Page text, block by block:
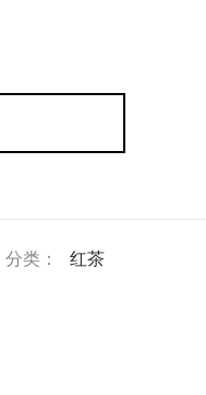
分类： 红茶